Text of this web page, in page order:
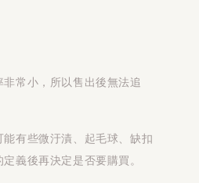
常小，所以售出後無法追
有些微汙漬、起毛球、缺扣
義後再決定是否要購買。